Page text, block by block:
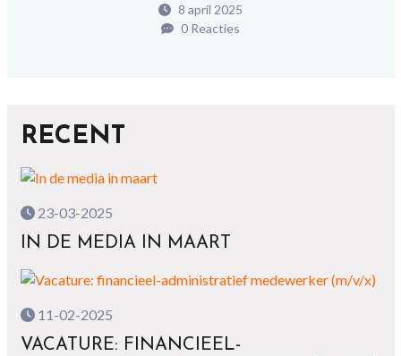
8 april 2025
0 Reacties
RECENT
23-03-2025
IN DE MEDIA IN MAART
11-02-2025
VACATURE: FINANCIEEL-